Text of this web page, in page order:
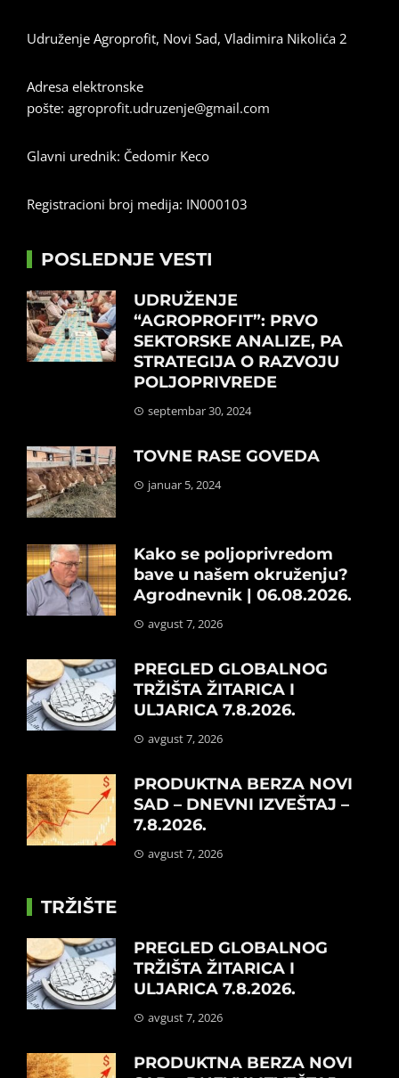
Udruženje Agroprofit, Novi Sad, Vladimira Nikolića 2
Adresa elektronske
pošte: agroprofit.udruzenje@gmail.com
Glavni urednik: Čedomir Keco
Registracioni broj medija: IN000103
POSLEDNJE VESTI
UDRUŽENJE
“AGROPROFIT”: PRVO
SEKTORSKE ANALIZE, PA
STRATEGIJA O RAZVOJU
POLJOPRIVREDE
septembar 30, 2024
TOVNE RASE GOVEDA
januar 5, 2024
Kako se poljoprivredom
bave u našem okruženju?
Agrodnevnik | 06.08.2026.
avgust 7, 2026
PREGLED GLOBALNOG
TRŽIŠTA ŽITARICA I
ULJARICA 7.8.2026.
avgust 7, 2026
PRODUKTNA BERZA NOVI
SAD – DNEVNI IZVEŠTAJ –
7.8.2026.
avgust 7, 2026
TRŽIŠTE
PREGLED GLOBALNOG
TRŽIŠTA ŽITARICA I
ULJARICA 7.8.2026.
avgust 7, 2026
PRODUKTNA BERZA NOVI